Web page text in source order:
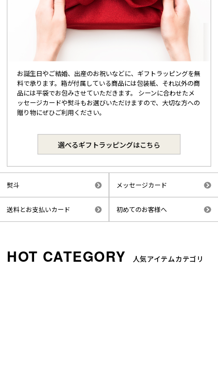
お誕生日やご結婚、出産のお祝いなどに、ギフトラッピングを無
料で承ります。箱が付属している商品には包装紙、それ以外の商
品には平袋でお包みさせていただきます。 シーンに合わせたメ
ッセージカードや熨斗もお選びいただけますので、大切な方への
贈り物にぜひご利用ください。
選べるギフトラッピングはこちら
熨斗 メッセージカード
送料とお支払いカード 初めてのお客様へ
人気アイテムカテゴリ